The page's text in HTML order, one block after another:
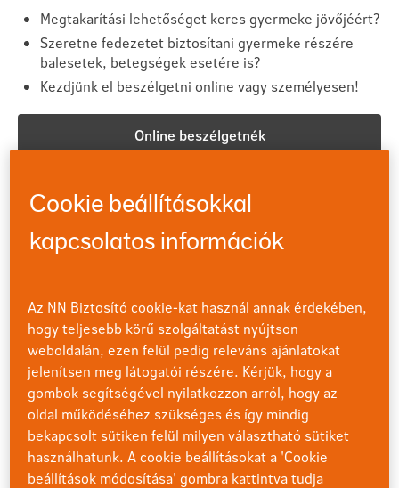
Megtakarítási lehetőséget keres gyermeke jövőjéért?
Szeretne fedezetet biztosítani gyermeke részére
balesetek, betegségek esetére is?
Kezdjünk el beszélgetni online vagy személyesen!
Online beszélgetnék
Személyesen beszélgetnék
Az Életkapu program egy megtakarítási lehetőség, amely
a nem várt helyzetekre fedezetet nyújtó kiegészítő
biztosítások hatékony kombinációját is tartalmazza. Az
NN által kínált palettából Ön állíthatja össze azt, hogy
milyen biztosítási védelmet szeretne megtakarítása
mellé.
Letölthető tájékoztató (PDF)
Kapcsolódó dokumentumok
Cookie beállításokkal
kapcsolatos információk
Az NN Biztosító cookie-kat használ annak érdekében,
hogy teljesebb körű szolgáltatást nyújtson
weboldalán, ezen felül pedig releváns ajánlatokat
jelenítsen meg látogatói részére. Kérjük, hogy a
gombok segítségével nyilatkozzon arról, hogy az
oldal működéséhez szükséges és így mindig
bekapcsolt sütiken felül milyen választható sütiket
használhatunk. A cookie beállításokat a 'Cookie
beállítások módosítása' gombra kattintva tudja